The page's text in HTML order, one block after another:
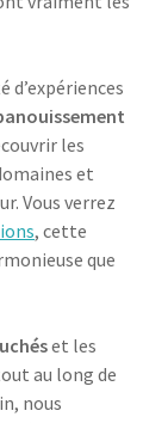
d’expériences
les
et
Vous verrez
, cette
que
et les
au long de
nous